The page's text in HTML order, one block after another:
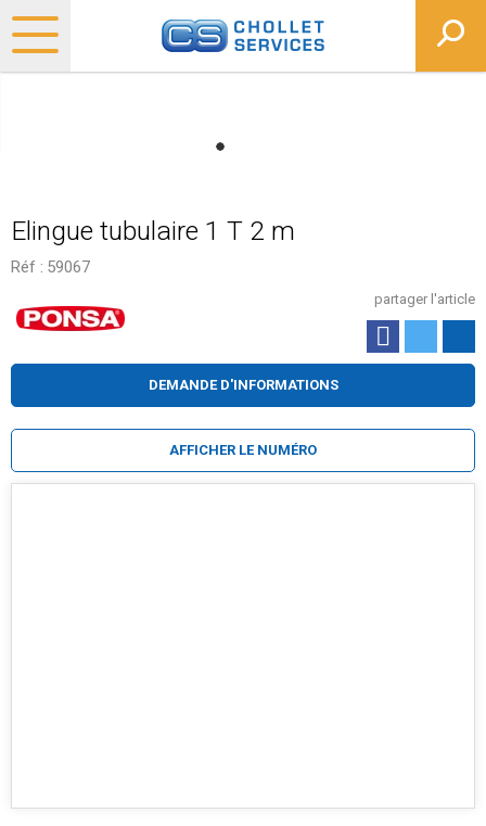
Elingue tubulaire 1 T 2 m
Réf : 59067
partager l'article
DEMANDE D'INFORMATIONS
AFFICHER LE NUMÉRO